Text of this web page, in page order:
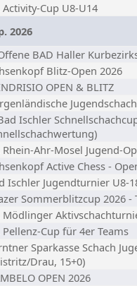
Activity-Cup U8-U14
2026
BAD Haller
Blitz-Open 2026
OPEN & BLITZ
Ischler
Rhein-Ahr-Mosel Jugend-
Active Chess -
Ischler Jugendturnier U8-
Sommerblitzcup 2026 -
Mödlinger
Pellenz-Cup für 4er Teams
Sparkasse Schach
Drau, 15+0)
OPEN 2026